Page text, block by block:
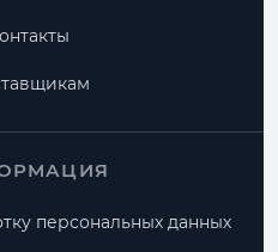
персональных данных